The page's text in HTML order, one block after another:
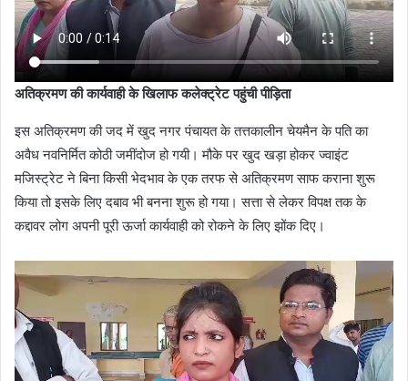
अतिक्रमण की कार्यवाही के खिलाफ कलेक्ट्रेट पहुंची पीड़िता
इस अतिक्रमण की जद में खुद नगर पंचायत के तत्तकालीन चेयमैन के पति का
अवैध नवनिर्मित कोठी जमींदोज हो गयी। मौके पर खुद खड़ा होकर ज्वाइंट
मजिस्ट्रेट ने बिना किसी भेदभाव के एक तरफ से अतिक्रमण साफ कराना शुरू
किया तो इसके लिए दबाव भी बनना शुरू हो गया। सत्ता से लेकर विपक्ष तक के
कद्दावर लोग अपनी पूरी ऊर्जा कार्यवाही को रोकने के लिए झोंक दिए।